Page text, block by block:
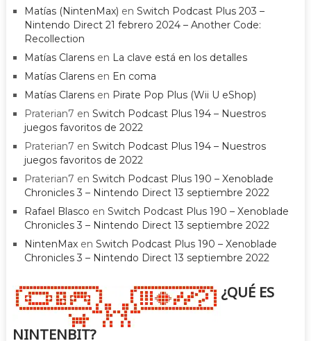
Matías (NintenMax) en Switch Podcast Plus 203 –
Nintendo Direct 21 febrero 2024 – Another Code:
Recollection
Matías Clarensen La clave está en los detalles
Matías Clarensen En coma
Matías Clarensen Pirate Pop Plus (Wii U eShop)
Praterian7 en Switch Podcast Plus 194 – Nuestros
juegos favoritos de 2022
Praterian7 en Switch Podcast Plus 194 – Nuestros
juegos favoritos de 2022
Praterian7 en Switch Podcast Plus 190 – Xenoblade
Chronicles 3 – Nintendo Direct 13 septiembre 2022
Rafael Blasco en Switch Podcast Plus 190 – Xenoblade
Chronicles 3 – Nintendo Direct 13 septiembre 2022
NintenMaxen Switch Podcast Plus 190 – Xenoblade
Chronicles 3 – Nintendo Direct 13 septiembre 2022
¿QUÉ ES
NINTENBIT?